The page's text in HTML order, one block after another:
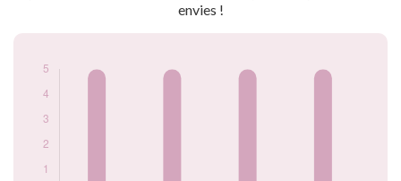
envies !
année